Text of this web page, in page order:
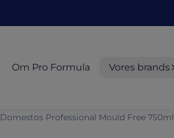
Om Pro Formula Vores brands
Domestos Professional Mould Free 750ml